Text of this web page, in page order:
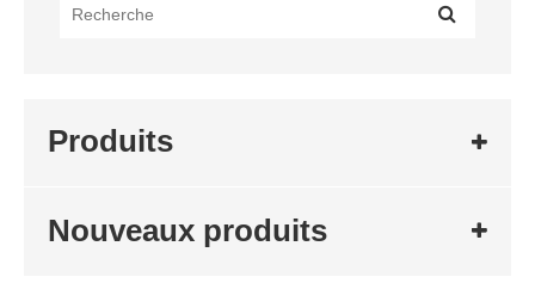
Produits
Nouveaux produits